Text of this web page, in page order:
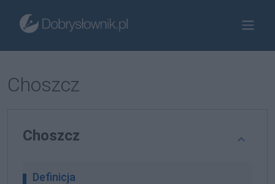
Choszcz
Choszcz
Definicja